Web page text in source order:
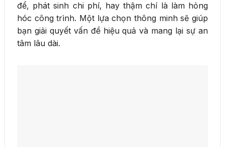
để, phát sinh chi phí, hay thậm chí là làm hỏng
hóc công trình. Một lựa chọn thông minh sẽ giúp
bạn giải quyết vấn đề hiệu quả và mang lại sự an
tâm lâu dài.